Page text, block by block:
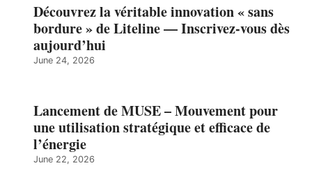
Découvrez la véritable innovation « sans
bordure » de Liteline — Inscrivez-vous dès
aujourd’hui
June 24, 2026
Lancement de MUSE – Mouvement pour
une utilisation stratégique et efficace de
l’énergie
June 22, 2026